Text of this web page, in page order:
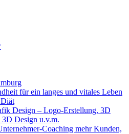
für ein langes und vitales Leben
Design – Logo-Erstellung, 3D
Design u.v.m.
Coaching mehr Kunden,